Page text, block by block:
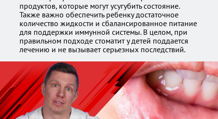
продуктов, которые могут усугубить состояние.
Также важно обеспечить ребенку достаточное
количество жидкости и сбалансированное питание
для поддержки иммунной системы. В целом, при
правильном подходе стоматит у детей поддается
лечению и не вызывает серьезных последствий.